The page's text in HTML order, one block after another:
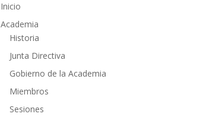
Inicio
Academia
Historia
Junta Directiva
Gobierno de la Academia
Miembros
Sesiones